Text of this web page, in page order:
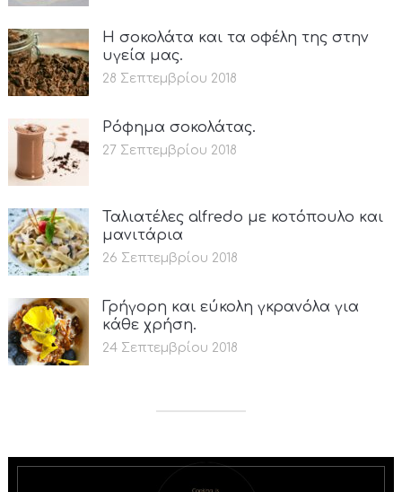
Η σοκολάτα και τα οφέλη της στην
υγεία μας.
28 Σεπτεμβρίου 2018
Ρόφημα σοκολάτας.
27 Σεπτεμβρίου 2018
Ταλιατέλες alfredo με κοτόπουλο και
μανιτάρια
26 Σεπτεμβρίου 2018
Γρήγορη και εύκολη γκρανόλα για
κάθε χρήση.
24 Σεπτεμβρίου 2018